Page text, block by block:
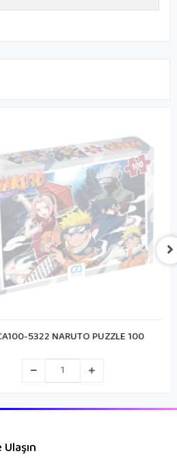
5322 NARUTO PUZZLE 100